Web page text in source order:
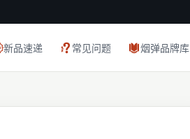
新品速递 常见问题 烟弹品牌库